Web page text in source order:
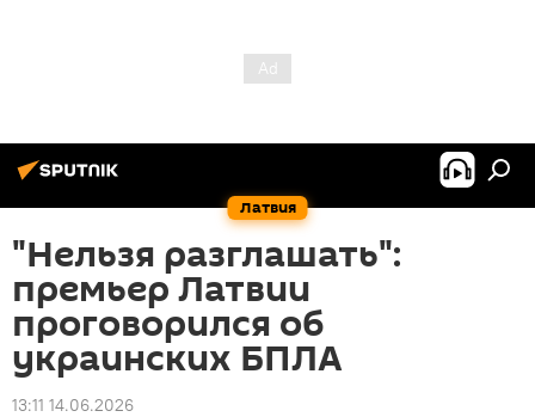
Латвия
"Нельзя разглашать":
премьер Латвии
проговорился об
украинских БПЛА
13:11 14.06.2026